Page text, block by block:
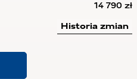
14 790 zł
Historia zmian